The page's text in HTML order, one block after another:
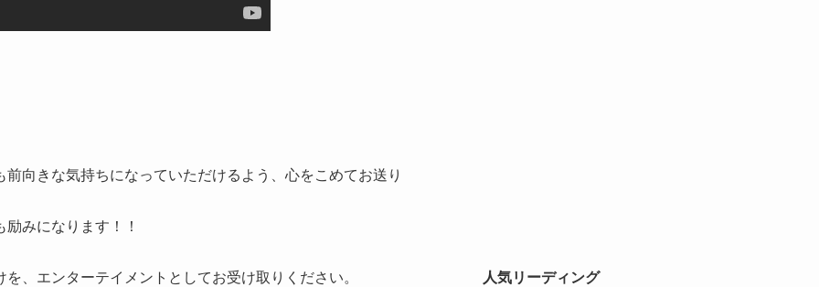
向きな気持ちになっていただけるよう、心をこめてお送り
みになります！！
、エンターテイメントとしてお受け取りください。
人気リーディング